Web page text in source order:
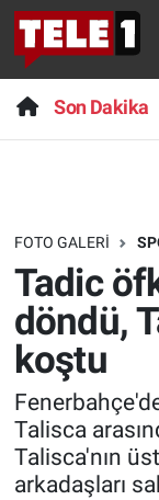
Son Dakika
FOTO GALERI
Tadic
döndü,
koştu
Talisca
Talisca'nın
arkadaşları
Anında
Başka
Bilim turu
Bilim ve
Doğa
Dünya
Ege Saati
Son Dakika
Haber
Dünya
Teknoloji
Sağlık
Spor
Yayın Akışı
Nöbetçi
Hava
Trafik
Süper Lig
Tüm
Son
Haber Arşivi